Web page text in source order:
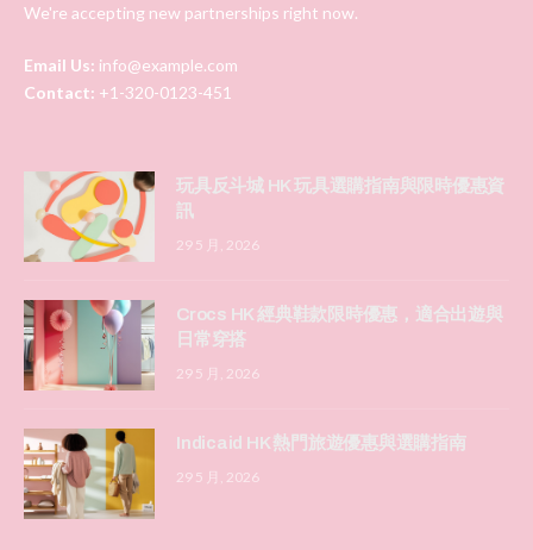
We're accepting new partnerships right now.
Email Us: info@example.com
Contact: +1-320-0123-451
玩具反斗城 HK 玩具選購指南與限時優惠資
訊
29 5 月, 2026
Crocs HK 經典鞋款限時優惠，適合出遊與
日常穿搭
29 5 月, 2026
Indicaid HK 熱門旅遊優惠與選購指南
29 5 月, 2026